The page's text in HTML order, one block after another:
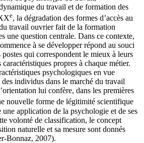
du travail et de formation des
e, la dégradation des formes d’accès au
travail ouvrier fait de la formation
une question centrale. Dans ce contexte,
à se développer répond au souci
qui correspondent le mieux à leurs
propres à chaque métier.
psychologiques en vue
individus dans le marché du travail
lui confère, dans les premières
nouvelle forme de légitimité scientifique
application de la psychologie et de ses
volonté de classification, le concept
naturelle et sa mesure sont donnés
Bonnaz, 2007).